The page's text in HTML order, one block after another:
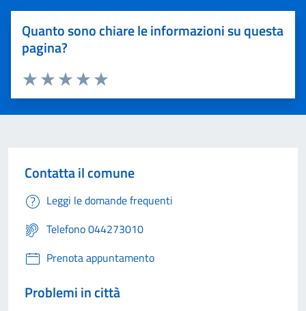
Quanto sono chiare le informazioni su questa
pagina?
Valuta 5 stelle su 5
Valuta 4 stelle su 5
Valuta 3 stelle su 5
Valuta 2 stelle su 5
Valuta 1 stelle su 5
Contatta il comune
Leggi le domande frequenti
Telefono 044273010
Prenota appuntamento
Problemi in città